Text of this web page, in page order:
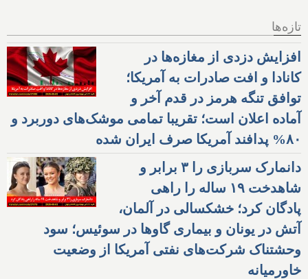
تازه‌ها
افزایش دزدی از مغازه‌ها در
کانادا و افت صادرات به آمریکا؛
توافق تنگه هرمز در قدم آخر و
آماده اعلان است؛ تقریبا تمامی موشک‌های دوربرد و
۸۰% پدافند آمریکا صرف ایران شده
دانمارک سربازی را ۳ برابر و
شاهدخت ۱۹ ساله را راهی
پادگان کرد؛ خشکسالی در آلمان،
آتش در یونان و بیماری گاوها در سوئیس؛ سود
وحشتناک شرکت‌های نفتی آمریکا از وضعیت
خاورمیانه